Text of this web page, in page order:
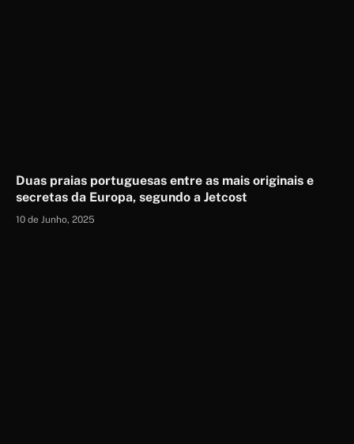
Duas praias portuguesas entre as mais originais e
secretas da Europa, segundo a Jetcost
10 de Junho, 2025